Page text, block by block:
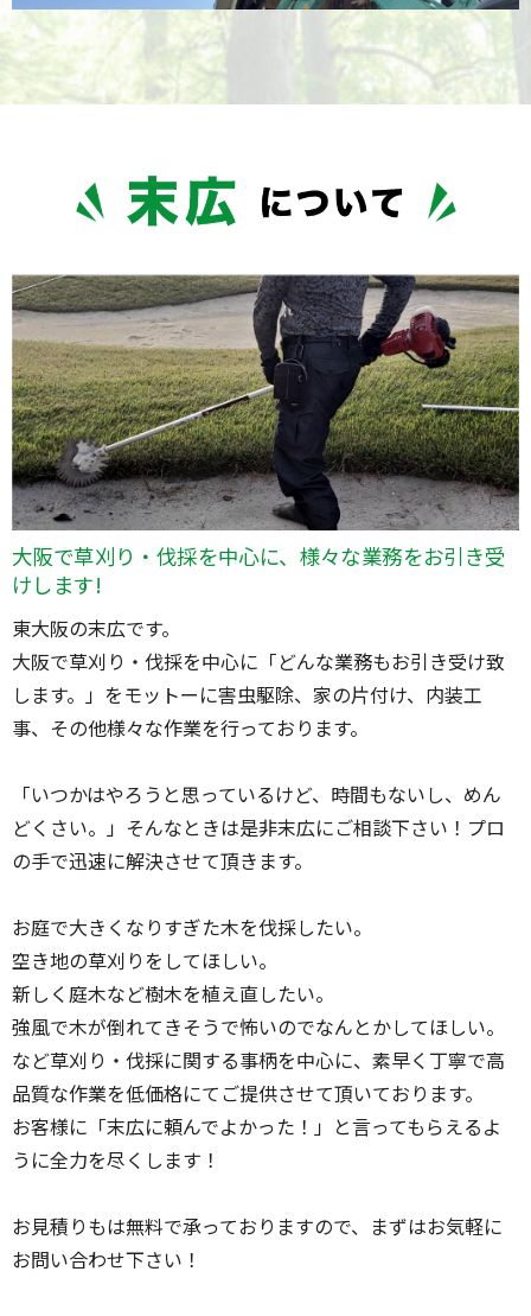
大阪で草刈り・伐採を中心に、様々な業務をお引き受
けします!
東大阪の末広です。
大阪で草刈り・伐採を中心に「どんな業務もお引き受け致
します。」をモットーに害虫駆除、家の片付け、内装工
事、その他様々な作業を行っております。
「いつかはやろうと思っているけど、時間もないし、めん
どくさい。」そんなときは是非末広にご相談下さい！プロ
の手で迅速に解決させて頂きます。
お庭で大きくなりすぎた木を伐採したい。
空き地の草刈りをしてほしい。
新しく庭木など樹木を植え直したい。
強風で木が倒れてきそうで怖いのでなんとかしてほしい。
など草刈り・伐採に関する事柄を中心に、素早く丁寧で高
品質な作業を低価格にてご提供させて頂いております。
お客様に「末広に頼んでよかった！」と言ってもらえるよ
うに全力を尽くします！
お見積りもは無料で承っておりますので、まずはお気軽に
お問い合わせ下さい！